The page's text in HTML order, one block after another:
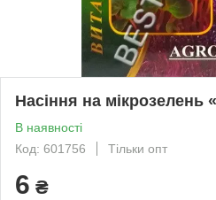
Насіння на мікрозелень
В наявності
Код: 601756
Тільки опт
6 ₴